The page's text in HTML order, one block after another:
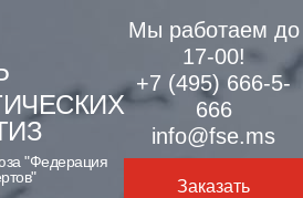
"Федерация
Мы работаем до
17-00!
+7 (495) 666-5-
666
info@fse.ms
Заказать